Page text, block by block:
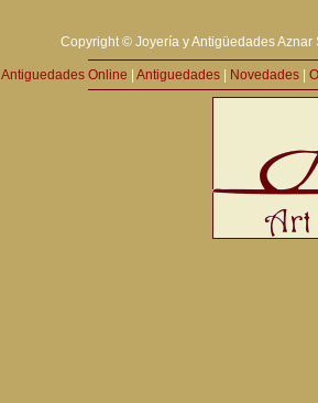
Copyright © Joyería y Antigüedades
Antiguedades Online Antiguedades Novedades